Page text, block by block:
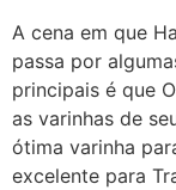
A cena em que
passa por
principais é que
as varinhas de
ótima varinha
excelente para